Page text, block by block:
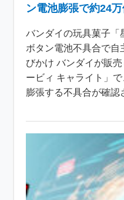
ン電池膨張で約24
バンダイの玩具菓子「
ボタン電池不具合で
びかけ バンダイが販
ービィ キャライト」
膨張する不具合が確